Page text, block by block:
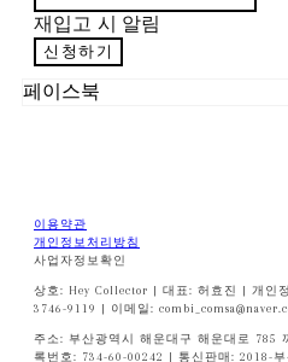
재입고 시 알림
신청하기
페이스북
이용약관
개인정보처리방침
사업자정보확인
상호: Hey Collector | 대표: 허효진 | 개인
3746-9119 | 이메일:
주소: 부산광역시 해운대구 해운대로 785
록번호: 734-60-00242 | 통신판매: 2018-